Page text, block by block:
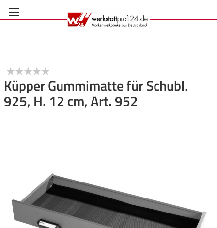
Anmelden
Inhalt
springen
Küpper Gummimatte für Schubl.
925, H. 12 cm, Art. 952